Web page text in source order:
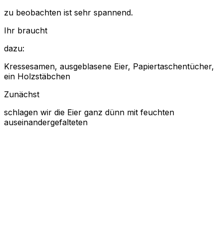
zu beobachten ist sehr spannend.
Ihr braucht
dazu:
Kressesamen, ausgeblasene Eier, Papiertaschentücher,
ein Holzstäbchen
Zunächst
schlagen wir die Eier ganz dünn mit feuchten
auseinandergefalteten